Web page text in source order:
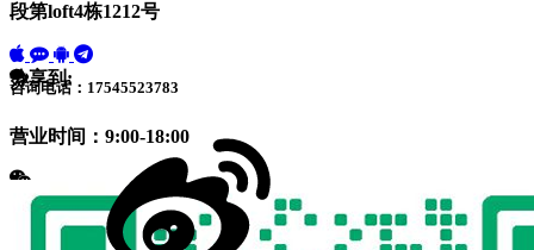
段第loft4栋1212号
咨询电话：17545523783
营业时间：9:00-18:00
分享到: